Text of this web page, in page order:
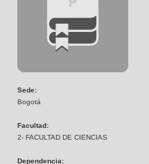
Sede:
Bogotá
Facultad:
2- FACULTAD DE CIENCIAS
Dependencia: